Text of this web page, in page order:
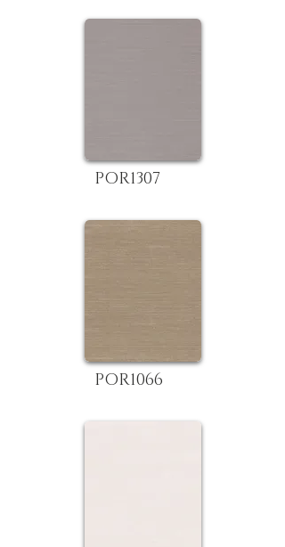
POR1307
POR1066